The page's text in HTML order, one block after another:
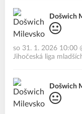
Došwich
so 31. 1. 2026 10:00
Jihočeská liga
Došwich